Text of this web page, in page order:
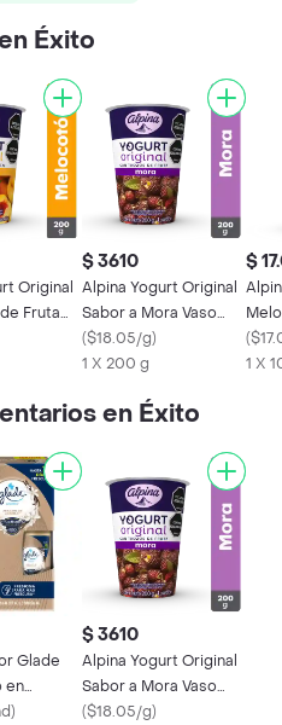
Éxito
Original
Fruta
$ 3610
Alpina Yogurt Original
Sabor a Mora Vaso
200 g con Trozos
($18.05/g)
1 X 200 g
$
de
(
1 X
en Éxito
Glade
en
de
)
$ 3610
Alpina Yogurt Original
Sabor a Mora Vaso
200 g con Trozos
($18.05/g)